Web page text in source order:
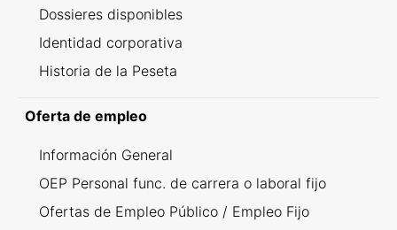
Dossieres disponibles
Identidad corporativa
Historia de la Peseta
Oferta de empleo
Información General
OEP Personal func. de carrera o laboral fijo
Ofertas de Empleo Público / Empleo Fijo